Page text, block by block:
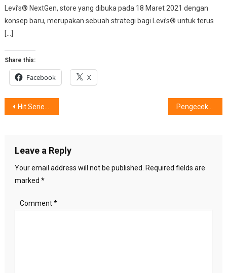
Levi’s® NextGen, store yang dibuka pada 18 Maret 2021 dengan
konsep baru, merupakan sebuah strategi bagi Levi’s® untuk terus
[…]
Share this:
Facebook X
Post
Hit Series Diva Kembali Hadir! Pengecekan Utilitas Bawah Tanah dengan Leica
Leave a Reply
Your email address will not be published.
Required fields are
marked *
Comment*